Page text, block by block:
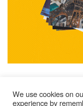
We use cookies on
experience by